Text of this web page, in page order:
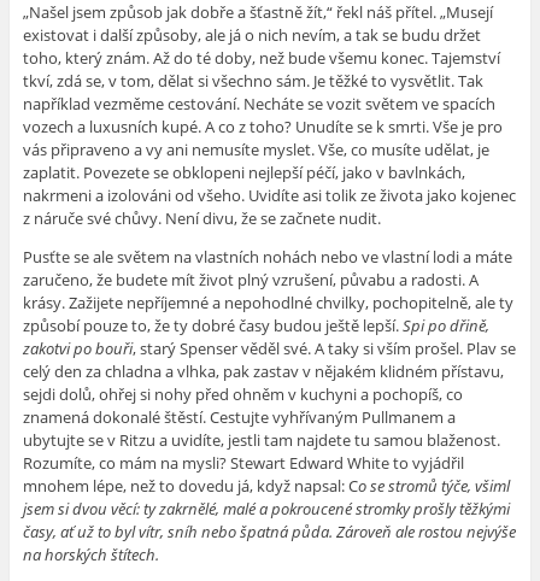
„Našel jsem způsob jak dobře a šťastně žít,“ řekl náš přítel. „Musejí
existovat i další způsoby, ale já o nich nevím, a tak se budu držet
toho, který znám. Až do té doby, než bude všemu konec. Tajemství
tkví, zdá se, v tom, dělat si všechno sám. Je těžké to vysvětlit. Tak
například vezměme cestování. Necháte se vozit světem ve spacích
vozech a luxusních kupé. A co z toho? Unudíte se k smrti. Vše je pro
vás připraveno a vy ani nemusíte myslet. Vše, co musíte udělat, je
zaplatit. Povezete se obklopeni nejlepší péčí, jako v bavlnkách,
nakrmeni a izolováni od všeho. Uvidíte asi tolik ze života jako kojenec
z náruče své chůvy. Není divu, že se začnete nudit.
Pusťte se ale světem na vlastních nohách nebo ve vlastní lodi a máte
zaručeno, že budete mít život plný vzrušení, půvabu a radosti. A
krásy. Zažijete nepříjemné a nepohodlné chvilky, pochopitelně, ale ty
způsobí pouze to, že ty dobré časy budou ještě lepší.Spi po dřině,
zakotvi po bouři, starý Spenser věděl své. A taky si vším prošel. Plav se
celý den za chladna a vlhka, pak zastav v nějakém klidném přístavu,
sejdi dolů, ohřej si nohy před ohněm v kuchyni a pochopíš, co
znamená dokonalé štěstí. Cestujte vyhřívaným Pullmanem a
ubytujte se v Ritzu a uvidíte, jestli tam najdete tu samou blaženost.
Rozumíte, co mám na mysli? Stewart Edward White to vyjádřil
mnohem lépe, než to dovedu já, když napsal: Co se stromů týče, všiml
jsem si dvou věcí: ty zakrnělé, malé a pokroucené stromky prošly těžkými
časy, ať už to byl vítr, sníh nebo špatná půda. Zároveň ale rostou nejvýše
na horských štítech.